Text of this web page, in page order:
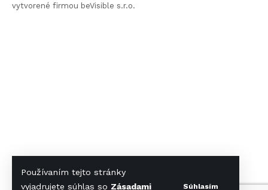
Používaním tejto stránky
vyjadrujete súhlas so Zásadami Súhlasím
vytvorené firmou beVisible s.r.o.